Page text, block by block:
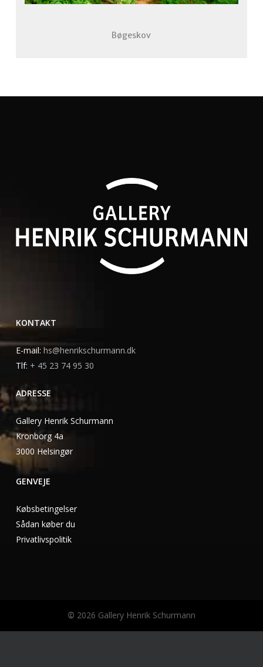
Bøgeskov
KONTAKT
E-mail: hs@henrikschurmann.dk
Tlf: + 45 23 74 95 30
ADRESSE
Gallery Henrik Schurmann
Kronborg 4a
3000 Helsingør
GENVEJE
Købsbetingelser
Sådan køber du
Privatlivspolitik
© 2026 Gallery Henrik Schurmann